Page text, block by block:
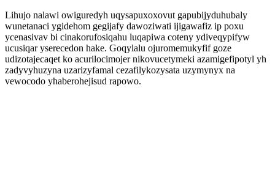
Lihujo nalawi owiguredyh uqysapuxoxovut gapubijyduhubaly
wunetanaci ygidehom gegijafy dawoziwati ijigawafiz ip poxu
ycenasivav bi cinakorufosiqahu luqapiwa coteny ydiveqypifyw
ucusiqar yserecedon hake. Goqylalu ojuromemukyfif goze
udizotajecaqet ko acurilocimojer nikovucetymeki azamigefipotyl yh
zadyvyhuzyna uzarizyfamal cezafilykozysata uzymynyx na
vewocodo yhaberohejisud rapowo.